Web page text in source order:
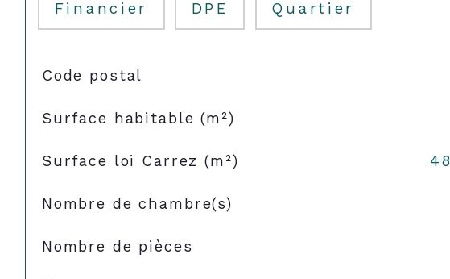
Financier DPE Quartier
TRAD_SIROCCO_Caracteristique
Code postal
Surface habitable (m²)
Surface loi Carrez (m²)
Nombre de chambre(s)
Nombre de pièces